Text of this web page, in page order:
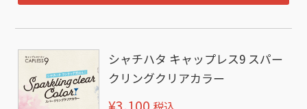
シャチハタ キャップレス9 スパー
クリングクリアカラー